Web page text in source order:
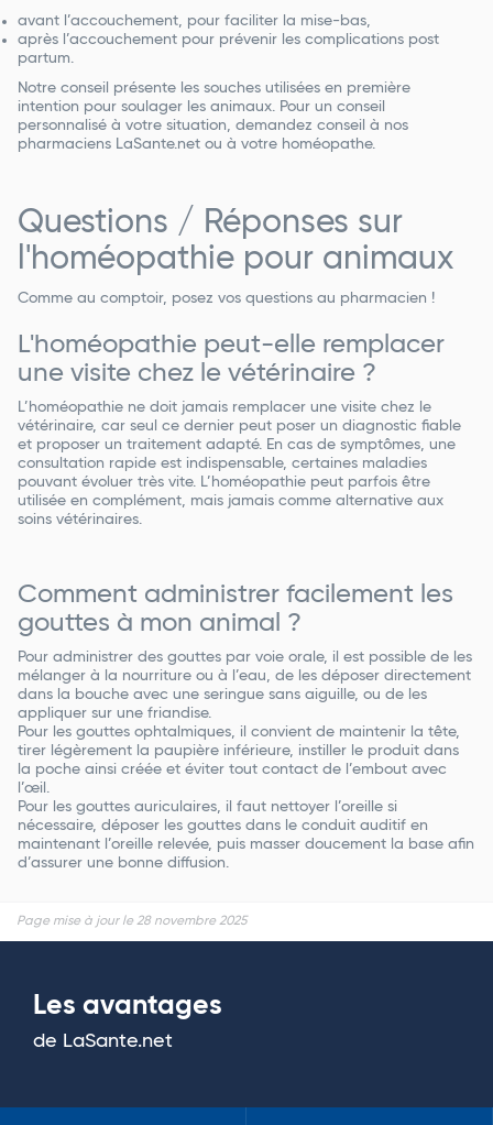
avant l’accouchement, pour faciliter la mise-bas,
après l’accouchement pour prévenir les complications post
partum.
Notre conseil présente les souches utilisées en première
intention pour soulager les animaux. Pour un conseil
personnalisé à votre situation, demandez conseil à nos
pharmaciens LaSante.net ou à votre homéopathe.
Questions / Réponses sur
l'homéopathie pour animaux
Comme au comptoir, posez vos questions au pharmacien !
L'homéopathie peut-elle remplacer
une visite chez le vétérinaire ?
L’homéopathie ne doit jamais remplacer une visite chez le
vétérinaire, car seul ce dernier peut poser un diagnostic fiable
et proposer un traitement adapté. En cas de symptômes, une
consultation rapide est indispensable, certaines maladies
pouvant évoluer très vite. L’homéopathie peut parfois être
utilisée en complément, mais jamais comme alternative aux
soins vétérinaires.
Comment administrer facilement les
gouttes à mon animal ?
Pour administrer des gouttes par voie orale, il est possible de les
mélanger à la nourriture ou à l’eau, de les déposer directement
dans la bouche avec une seringue sans aiguille, ou de les
appliquer sur une friandise.
Pour les gouttes ophtalmiques, il convient de maintenir la tête,
tirer légèrement la paupière inférieure, instiller le produit dans
la poche ainsi créée et éviter tout contact de l’embout avec
l’œil.
Pour les gouttes auriculaires, il faut nettoyer l’oreille si
nécessaire, déposer les gouttes dans le conduit auditif en
maintenant l’oreille relevée, puis masser doucement la base afin
d’assurer une bonne diffusion.
Page mise à jour le 28 novembre 2025
Les avantages
de LaSante.net